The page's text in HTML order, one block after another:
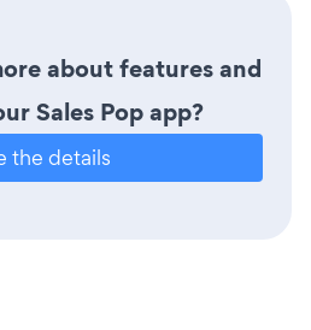
about features and
Sales Pop app?
the details